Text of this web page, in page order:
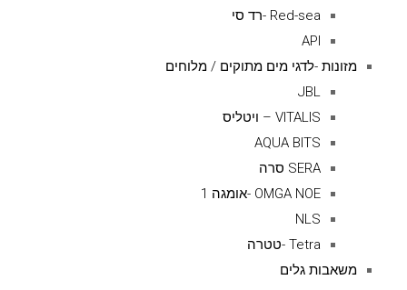
Red-sea -רד סי
API
מזונות -לדגי מים מתוקים / מלוחים
JBL
VITALIS – ויטליס
AQUA BITS
SERA סרה
OMGA NOE -אומגה 1
NLS
Tetra -טטרה
משאבות גלים